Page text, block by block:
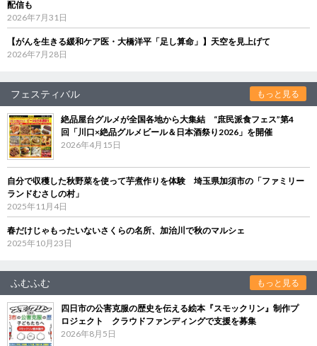
配信も
2026年7月31日
【がんを生きる緩和ケア医・大橋洋平「足し算命」】天空を見上げて
2026年7月28日
フェスティバル もっと見る
絶品屋台グルメが全国各地から大集結 “庶民派食フェス”第4
回「川口×絶品グルメビール＆日本酒祭り2026」を開催
2026年4月15日
自分で収穫した秋野菜を使って芋煮作りを体験 埼玉県加須市の「ファミリー
ランドむさしの村」
2025年11月4日
春だけじゃもったいないさくらの名所、加治川で秋のマルシェ
2025年10月23日
ふむふむ もっと見る
四日市の公害克服の歴史を伝える絵本『スモックリン』制作プ
ロジェクト クラウドファンディングで支援を募集
2026年8月5日